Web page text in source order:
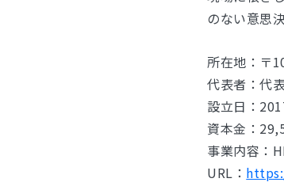
のない意思
所在地：〒
代表者：代
設立日：
資本金：
事業内容：
URL：